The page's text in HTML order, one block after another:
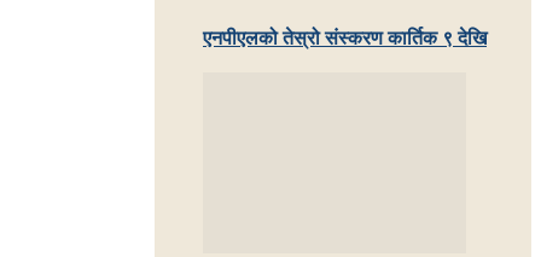
एनपीएलको तेस्रो संस्करण कार्तिक ९ देखि